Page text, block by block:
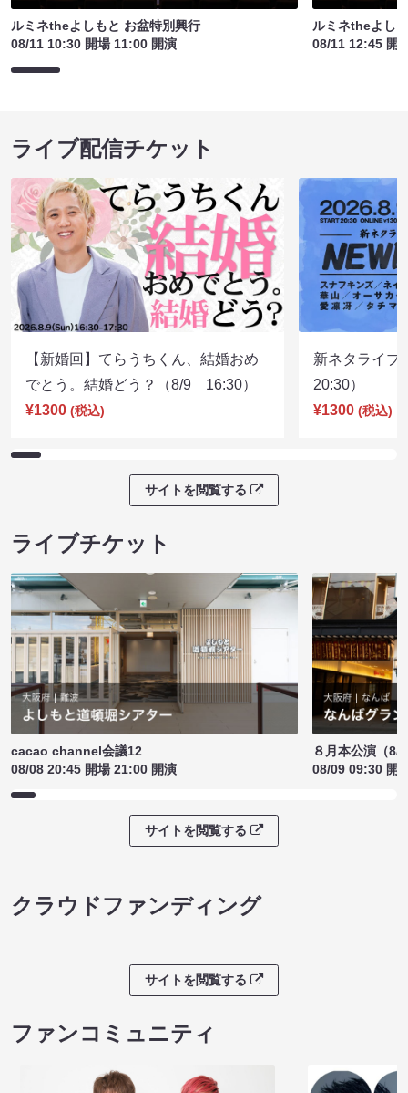
ルミネtheよしもと お盆特別興行
08/11 10:30 開場 11:00 開演
ルミネtheよし
08/11 12:45 開
ライブ配信チケット
【新婚回】てらうちくん、結婚おめ
でとう。結婚どう？（8/9 16:30）
¥1300 (税込)
新ネタライ
20:30）
¥1300 (税込)
サイトを閲覧する
ライブチケット
cacao channel会議12
08/08 20:45 開場 21:00 開演
８月本公演（8/
08/09 09:30 開
サイトを閲覧する
クラウドファンディング
サイトを閲覧する
ファンコミュニティ